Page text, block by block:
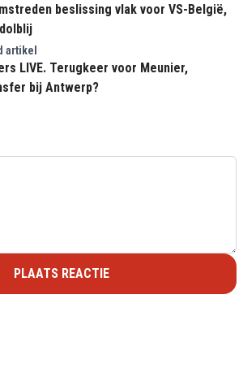
beslissing vlak voor VS-België,
artikel
LIVE. Terugkeer voor Meunier,
bij Antwerp?
PLAATS REACTIE